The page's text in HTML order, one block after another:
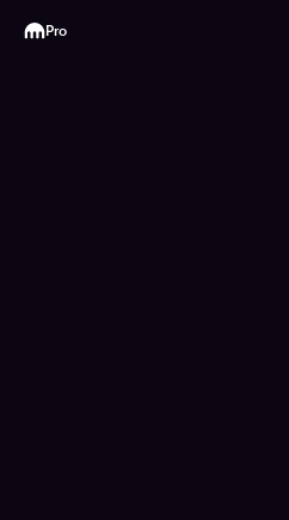
Kraken
Pro